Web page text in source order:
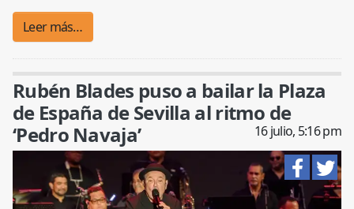
Leer más…
Rubén Blades puso a bailar la Plaza
de España de Sevilla al ritmo de
‘Pedro Navaja’
16 julio, 5:16 pm